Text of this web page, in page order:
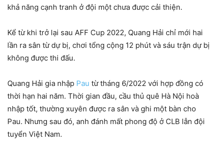
khả năng cạnh tranh ở đội một chưa được cải thiện.
Kể từ khi trở lại sau AFF Cup 2022, Quang Hải chỉ mới hai
lần ra sân từ dự bị, chơi tổng cộng 12 phút và sáu trận dự bị
không được thi đấu.
Quang Hải gia nhập Pau từ tháng 6/2022 với hợp đồng có
thời hạn hai năm. Thời gian đầu, cầu thủ quê Hà Nội hoà
nhập tốt, thường xuyên được ra sân và ghi một bàn cho
Pau. Nhưng sau đó, anh đánh mất phong độ ở CLB lẫn đội
tuyển Việt Nam.